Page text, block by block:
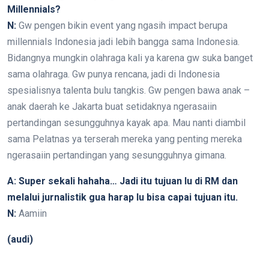
Millennials?
N: Gw pengen bikin event yang ngasih impact berupa
millennials Indonesia jadi lebih bangga sama Indonesia.
Bidangnya mungkin olahraga kali ya karena gw suka banget
sama olahraga. Gw punya rencana, jadi di Indonesia
spesialisnya talenta bulu tangkis. Gw pengen bawa anak –
anak daerah ke Jakarta buat setidaknya ngerasaiin
pertandingan sesungguhnya kayak apa. Mau nanti diambil
sama Pelatnas ya terserah mereka yang penting mereka
ngerasaiin pertandingan yang sesungguhnya gimana.
A: Super sekali hahaha… Jadi itu tujuan lu di RM dan
melalui jurnalistik gua harap lu bisa capai tujuan itu.
N: Aamiin
(audi)